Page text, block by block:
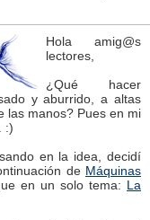
Hola amig@s
lectores,
¿Qué hacer
y aburrido, a altas
las manos? Pues en mi
:)
en la idea, decidí
de Máquinas
en un solo tema: La